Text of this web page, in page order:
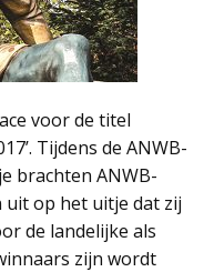
voor de titel
Tijdens de ANWB-
brachten ANWB-
uit op het uitje dat zij
de landelijke als
zijn wordt